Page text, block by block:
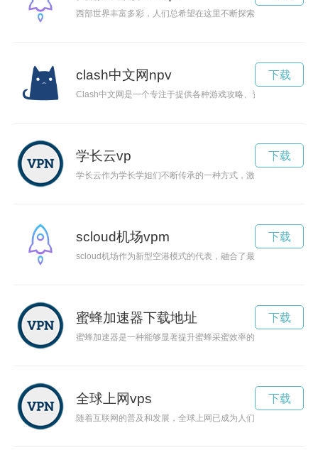
西部世界丰富多彩，人们总希望在这里不断探索发现新的冒险
clash中文网npv
Clash中文网是一个专注于提供各种游戏攻略、资源分享和玩
下载
学长云vp
学长云作为学长学姐们不断传承的一种方式，激励着新生不断
下载
scloud机场vpm
scloud机场作为新型空港模式的代表，融合了最新的科技和创
下载
蜜蜂加速器下载地址
蜜蜂加速器是一种能够显著提升蜜蜂采蜜效率的工具，它的出
下载
全球上网vps
随着互联网的普及和发展，全球上网已成为人们日常生活中不
下载